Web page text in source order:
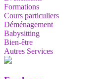
Formations
Cours particuliers
Déménagement
Babysitting
Bien-être
Autres Services